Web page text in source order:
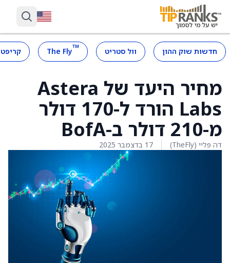
חדשות שוק ההון וול סטריט ™
The Fly
מחיר היעד של Astera
Labs הורד ל-170 דולר
מ-210 דולר ב-BofA
דה פליי (TheFly) 17 בדצמבר 2025